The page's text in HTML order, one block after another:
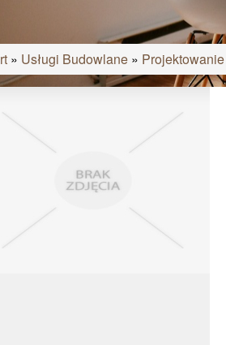
» Usługi Budowlane » Projektowanie